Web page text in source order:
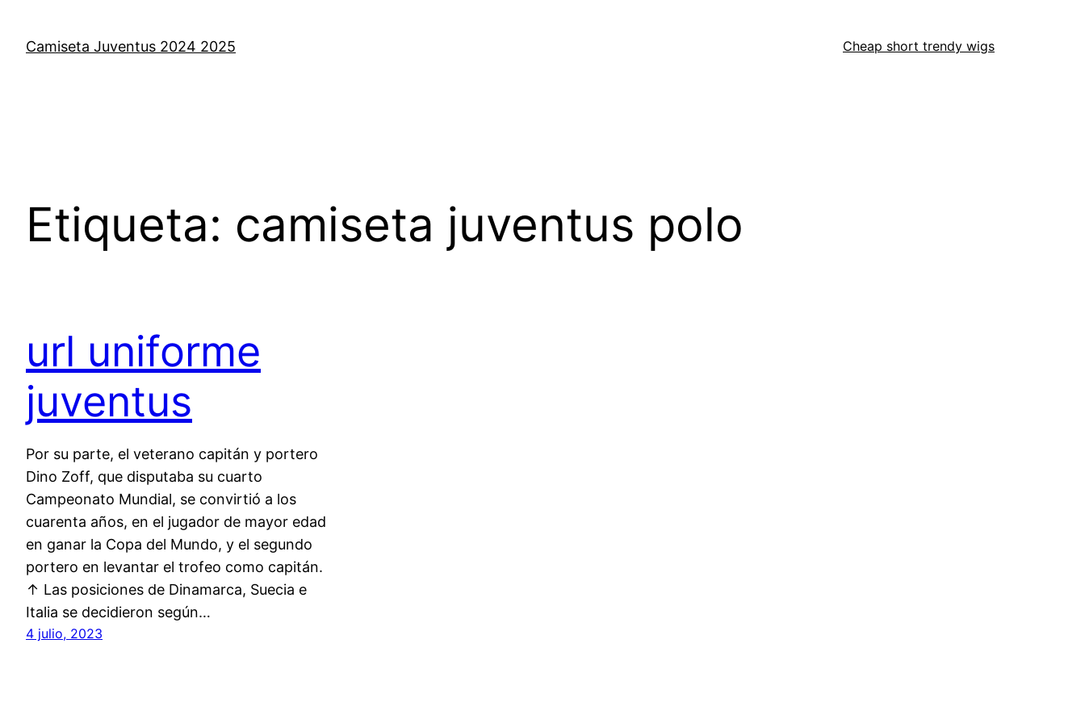
contenido
Camiseta Juventus 2024 2025 Cheap short trendy wigs
Etiqueta: camiseta juventus polo
url uniforme
juventus
Por su parte, el veterano capitán y portero
Dino Zoff, que disputaba su cuarto
Campeonato Mundial, se convirtió a los
cuarenta años, en el jugador de mayor edad
en ganar la Copa del Mundo, y el segundo
portero en levantar el trofeo como capitán.
↑ Las posiciones de Dinamarca, Suecia e
Italia se decidieron según…
4 julio, 2023